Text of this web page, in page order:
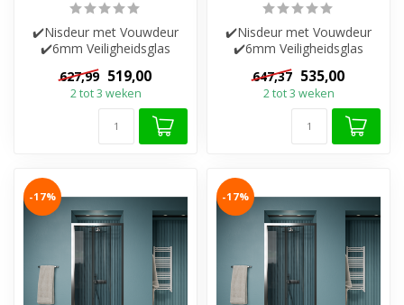
✔️Nisdeur met Vouwdeur
✔️6mm Veiligheidsglas
coating ✔️Besch...
627,99 519,00
2 tot 3 weken
✔️Nisdeur met Vouwdeur
✔️6mm Veiligheidsglas
coating ✔️Besch...
647,37 535,00
2 tot 3 weken
-17% -17%